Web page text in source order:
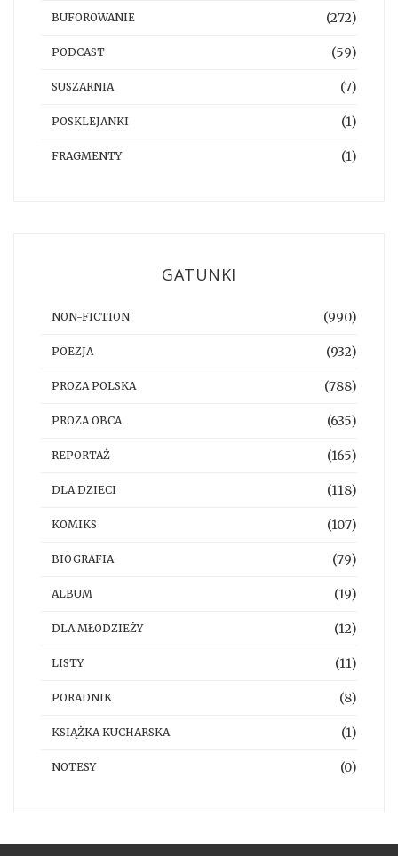
BUFOROWANIE (272)
PODCAST (59)
SUSZARNIA (7)
POSKLEJANKI (1)
FRAGMENTY (1)
GATUNKI
NON-FICTION (990)
POEZJA (932)
PROZA POLSKA (788)
PROZA OBCA (635)
REPORTAŻ (165)
DLA DZIECI (118)
KOMIKS (107)
BIOGRAFIA (79)
ALBUM (19)
DLA MŁODZIEŻY (12)
LISTY (11)
PORADNIK (8)
KSIĄŻKA KUCHARSKA (1)
NOTESY (0)